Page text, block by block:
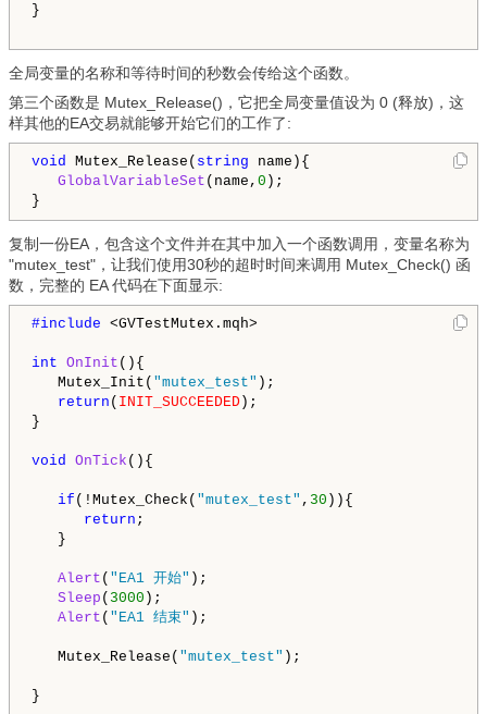
}
全局变量的名称和等待时间的秒数会传给这个函数。
第三个函数是 Mutex_Release()，它把全局变量值设为 0 (释放)，这
样其他的EA交易就能够开始它们的工作了:
void Mutex_Release( string name){
GlobalVariableSet (name, 0 );
复制一份EA，包含这个文件并在其中加入一个函数调用，变量名称为
"mutex_test"，让我们使用30秒的超时时间来调用 Mutex_Check() 函
数，完整的 EA 代码在下面显示:
#include <GVTestMutex.mqh>
int OnInit (){
Mutex_Init( "mutex_test" );
return ( INIT_SUCCEEDED);
}
void OnTick (){
if (!Mutex_Check( "mutex_test" , 30 )){
return ;
}
Alert ( "EA1 开始" );
Sleep ( 3000 );
Alert ( "EA1 结束" );
Mutex_Release( "mutex_test" );